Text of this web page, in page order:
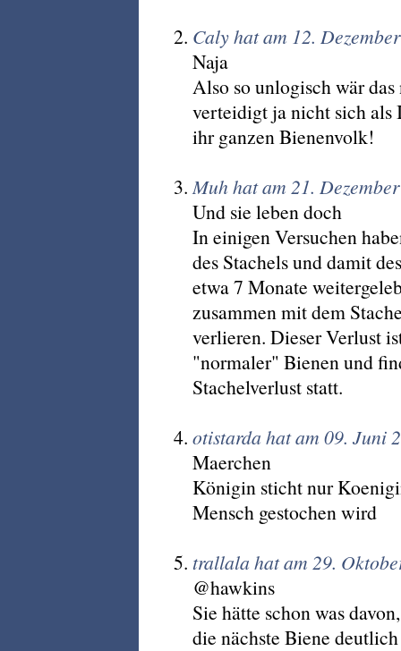
Caly hat am 12.
Naja
Also so unlogisch wär
verteidigt ja nicht sich
ihr ganzen Bienenvolk!
Muh hat am 21.
Und sie leben doch
In einigen Versuchen
des Stachels und damit
etwa 7 Monate
zusammen mit dem
verlieren. Dieser Verlust
"normaler" Bienen und
Stachelverlust statt.
otistarda hat am 09. Juni
Maerchen
Königin sticht nur
Mensch gestochen wird
trallala hat am 29.
@hawkins
Sie hätte schon was
die nächste Biene